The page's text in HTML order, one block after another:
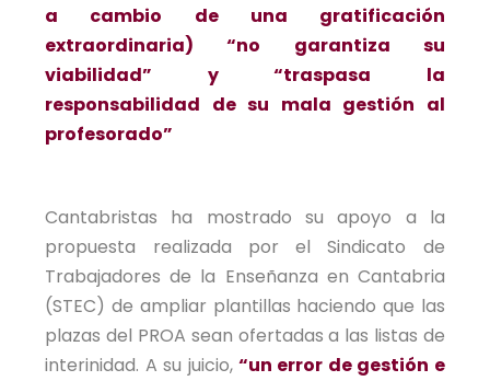
a cambio de una gratificación
extraordinaria) “no garantiza su
viabilidad” y “traspasa la
responsabilidad de su mala gestión al
profesorado”
Cantabristas ha mostrado su apoyo a la
propuesta realizada por el Sindicato de
Trabajadores de la Enseñanza en Cantabria
(STEC) de ampliar plantillas haciendo que las
plazas del PROA sean ofertadas a las listas de
interinidad. A su juicio, “un error de gestión e